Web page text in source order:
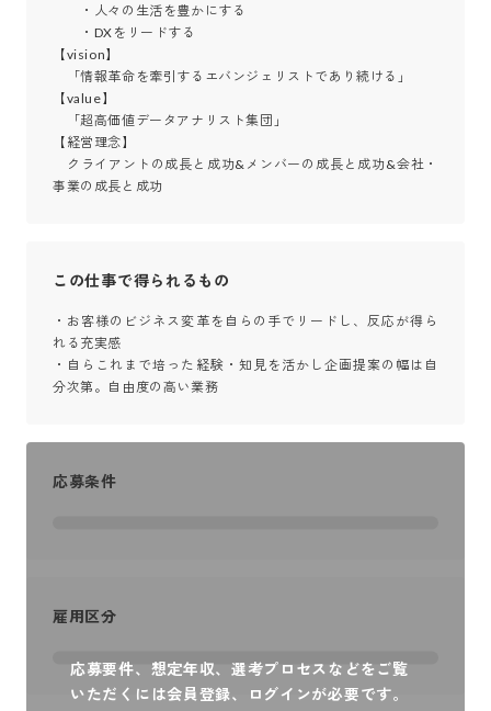
・人々の生活を豊かにする
・DXをリードする
【vision】
「情報革命を牽引するエバンジェリストであり続ける」
【value】
「超高価値データアナリスト集団」
【経営理念】
クライアントの成長と成功&メンバーの成長と成功&会社・
事業の成長と成功
この仕事で得られるもの
・お客様のビジネス変革を自らの手でリードし、反応が得ら
れる充実感
・自らこれまで培った経験・知見を活かし企画提案の幅は自
分次第。自由度の高い業務
応募要件、想定年収、選考プロセスなどをご覧
いただくには会員登録、ログインが必要です。
応募条件
雇用区分